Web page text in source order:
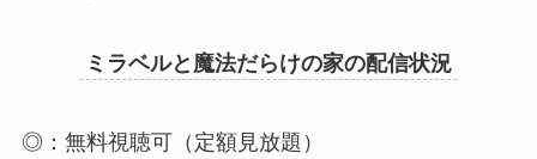
ミラベルと魔法だらけの家の配信状況
◎：無料視聴可（定額見放題）